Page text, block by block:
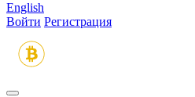
English
Войти Регистрация